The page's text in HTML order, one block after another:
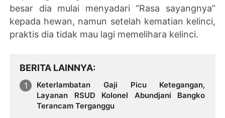
besar dia mulai menyadari “Rasa sayangnya”
kepada hewan, namun setelah kematian kelinci,
praktis dia tidak mau lagi memelihara kelinci.
BERITA LAINNYA
Keterlambatan Gaji Picu Ketegangan,
Layanan RSUD Kolonel Abundjani Bangko
Terancam Terganggu